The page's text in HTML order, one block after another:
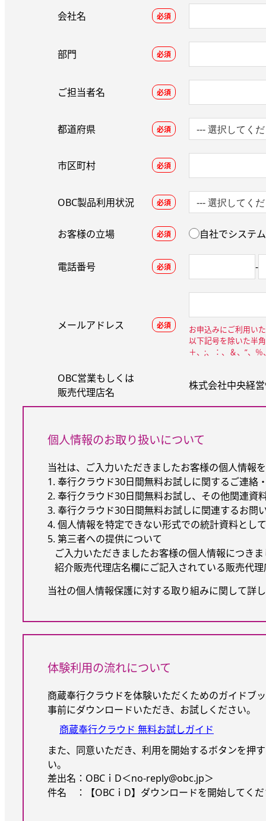
会社名 必須
部門 必須
ご担当者名 必須
都道府県 必須
市区町村 必須
OBC製品利用状況 必須
お客様の立場 必須 自社でシステ
電話番号 必須 -
メールアドレス 必須
お申込みにご利用い
以下記号を除いた半
＋、;、：、＆、”、
OBC営業もしくは
販売代理店名
株式会社中央経
個人情報のお取り扱いについて
当社は、ご入力いただきましたお客様の個人情報
1. 奉行クラウド30日間無料お試しに関するご連絡
2. 奉行クラウド30日間無料お試し、その他関連資
3. 奉行クラウド30日間無料お試しに関連するお問
4. 個人情報を特定できない形式での統計資料とし
5. 第三者への提供について
ご入力いただきましたお客様の個人情報につき
紹介販売代理店名欄にご記入されている販売代
当社の個人情報保護に対する取り組みに関して詳
体験利用の流れについて
商蔵奉行クラウドを体験いただくためのガイドブ
事前にダウンロードいただき、お試しください。
商蔵奉行クラウド 無料お試しガイド
また、同意いただき、利用を開始するボタンを押
い。
差出名：OBCｉD＜no-reply@obc.jp＞
件名 ：【OBCｉD】ダウンロードを開始してく